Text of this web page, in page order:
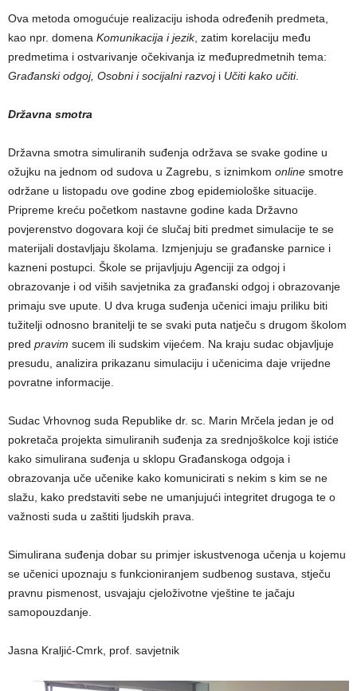
Ova metoda omogućuje realizaciju ishoda određenih predmeta,
kao npr. domena Komunikacija i jezik, zatim korelaciju među
predmetima i ostvarivanje očekivanja iz međupredmetnih tema:
Građanski odgoj, Osobni i socijalni razvoji Učiti kako učiti.
Državna smotra
Državna smotra simuliranih suđenja održava se svake godine u
ožujku na jednom od sudova u Zagrebu, s iznimkom online smotre
održane u listopadu ove godine zbog epidemiološke situacije.
Pripreme kreću početkom nastavne godine kada Državno
povjerenstvo dogovara koji će slučaj biti predmet simulacije te se
materijali dostavljaju školama. Izmjenjuju se građanske parnice i
kazneni postupci. Škole se prijavljuju Agenciji za odgoj i
obrazovanje i od viših savjetnika za građanski odgoj i obrazovanje
primaju sve upute. U dva kruga suđenja učenici imaju priliku biti
tužitelji odnosno branitelji te se svaki puta natječu s drugom školom
pred pravim sucem ili sudskim vijećem. Na kraju sudac objavljuje
presudu, analizira prikazanu simulaciju i učenicima daje vrijedne
povratne informacije.
Sudac Vrhovnog suda Republike dr. sc. Marin Mrčela jedan je od
pokretača projekta simuliranih suđenja za srednjoškolce koji istiće
kako simulirana suđenja u sklopu Građanskoga odgoja i
obrazovanja uče učenike kako komunicirati s nekim s kim se ne
slažu, kako predstaviti sebe ne umanjujući integritet drugoga te o
važnosti suda u zaštiti ljudskih prava.
Simulirana suđenja dobar su primjer iskustvenoga učenja u kojemu
se učenici upoznaju s funkcioniranjem sudbenog sustava, stječu
pravnu pismenost, usvajaju cjeloživotne vještine te jačaju
samopouzdanje.
Jasna Kraljić-Cmrk, prof. savjetnik